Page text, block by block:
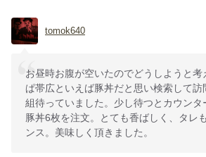
tomok640
お昼時お腹が空いたのでどうしようと考
ぱ帯広といえば豚丼だと思い検索して訪
組待っていました。少し待つとカウンタ
豚丼6枚を注文。とても香ばしく、タレ
ンス。美味しく頂きました。